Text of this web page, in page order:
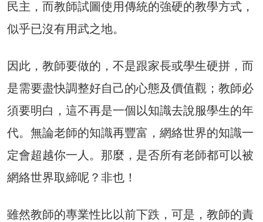
民主，而教師試圖使用傳統的強硬的教學方式，
似乎已沒有用武之地。
因此，教師要做的，不是跟家長或學生硬拼，而
是需要盡快調整好自己的心態及價值觀；教師必
須要明白，這不再是一個以知識去說服學生的年
代。無論老師的知識再豐富，網絡世界的知識一
定會超越你一人。那麼，是否所有老師都可以被
網絡世界取締呢？非也！
雖然教師的專業性比以前下跌，可是，教師的責